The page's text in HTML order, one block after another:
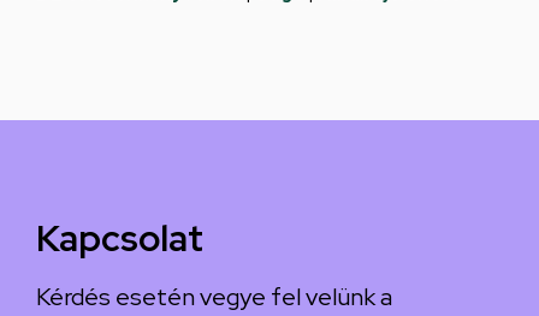
Kapcsolat
Kérdés esetén vegye fel velünk a